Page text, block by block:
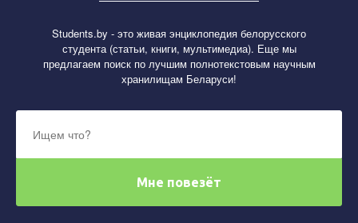
Students.by - это живая энциклопедия белорусского
студента (статьи, книги, мультимедиа). Еще мы
предлагаем поиск по лучшим полнотекстовым научным
хранилищам Беларуси!